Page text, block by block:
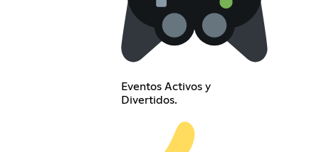
Eventos Activos y
Divertidos.